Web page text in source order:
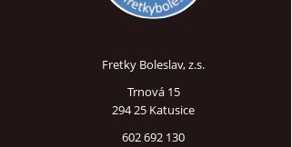
Fretky Boleslav, z.s.
Trnová 15
294 25 Katusice
602 692 130